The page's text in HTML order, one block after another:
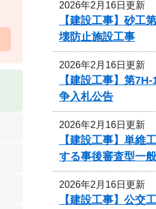
2026年2月16日更新
【建設工事】砂
壊防止施設工事
2026年2月16日更新
【建設工事】第
争入札公告
2026年2月16日更新
【建設工事】単維
する事後審査型一
2026年2月16日更新
【建設工事】公